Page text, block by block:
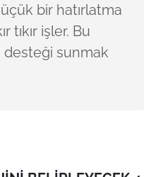
bir hatırlatma
tıkır işler. Bu
desteği sunmak